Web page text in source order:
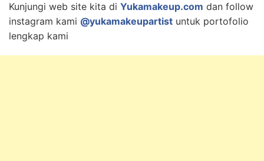
Kunjungi web site kita di Yukamakeup.com dan follow
instagram kami @yukamakeupartist untuk portofolio
lengkap kami